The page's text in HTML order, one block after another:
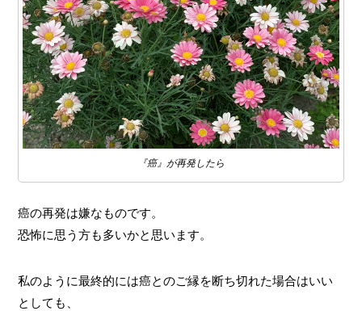
『癌』が再発したら
癌の再発は嫌なものです。
恐怖に思う方も多いかと思います。
私のように最終的には癌とのご縁を断ち切れた場合はいい
としても、